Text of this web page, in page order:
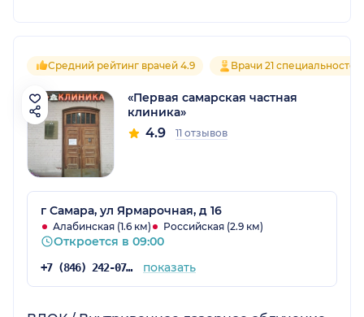
Средний рейтинг врачей 4.9 Врачи 21 специальностей
«Первая cамарская частная
клиника»
4.9 11 отзывов
г Самара, ул Ярмарочная, д 16
Алабинская (1.6 км) Российская (2.9 км)
Откроется в 09:00
+7 (846) 242-07-13 показать